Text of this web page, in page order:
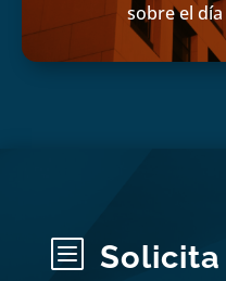
sobre el
b
Solicita